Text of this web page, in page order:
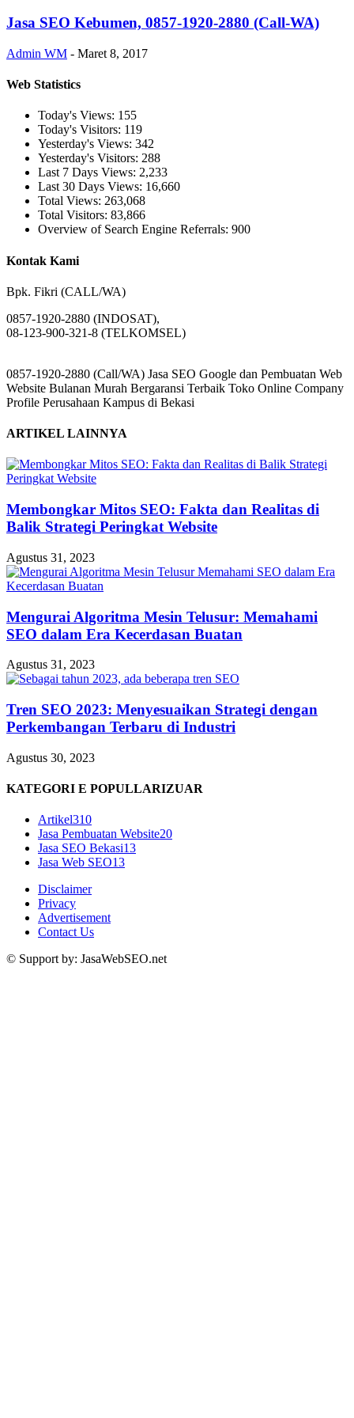
Jasa SEO Kebumen, 0857-1920-2880 (Call-WA)
Admin WM - Maret 8, 2017
Web Statistics
Today's Views: 155
Today's Visitors: 119
Yesterday's Views: 342
Yesterday's Visitors: 288
Last 7 Days Views: 2,233
Last 30 Days Views: 16,660
Total Views: 263,068
Total Visitors: 83,866
Overview of Search Engine Referrals: 900
Kontak Kami
Bpk. Fikri (CALL/WA)
0857-1920-2880 (INDOSAT),
08-123-900-321-8 (TELKOMSEL)
0857-1920-2880 (Call/WA) Jasa SEO Google dan Pembuatan Web
Website Bulanan Murah Bergaransi Terbaik Toko Online Company
Profile Perusahaan Kampus di Bekasi
ARTIKEL LAINNYA
Membongkar Mitos SEO: Fakta dan Realitas di
Balik Strategi Peringkat Website
Agustus 31, 2023
Mengurai Algoritma Mesin Telusur: Memahami
SEO dalam Era Kecerdasan Buatan
Agustus 31, 2023
Tren SEO 2023: Menyesuaikan Strategi dengan
Perkembangan Terbaru di Industri
Agustus 30, 2023
KATEGORI E POPULLARIZUAR
Artikel310
Jasa Pembuatan Website20
Jasa SEO Bekasi13
Jasa Web SEO13
Disclaimer
Privacy
Advertisement
Contact Us
© Support by: JasaWebSEO.net